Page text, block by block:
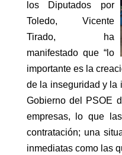
los Diputados por
Toledo, Vicente
Tirado, ha
manifestado que “lo
importante es la
de la inseguridad y la
Gobierno del PSOE
empresas, lo que
contratación; una
inmediatas como las